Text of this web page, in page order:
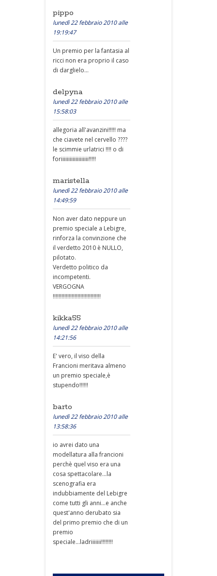
pippo
lunedì 22 febbraio 2010 alle
19:19:47
Un premio per la fantasia al
ricci non era proprio il caso
di darglielo...
delpyna
lunedì 22 febbraio 2010 alle
15:58:03
allegoria all'avanzini!!!!! ma
che ciavete nel cervello ????
le scimmie urlatrici !!!! o di
foriiiiiiiiiiiiiiiiiii!!!!!
maristella
lunedì 22 febbraio 2010 alle
14:49:59
Non aver dato neppure un
premio speciale a Lebigre,
rinforza la convinzione che
il verdetto 2010 è NULLO,
pilotato.
Verdetto politico da
incompetenti.
VERGOGNA
!!!!!!!!!!!!!!!!!!!!!!!!!!!!!!!!!
kikka55
lunedì 22 febbraio 2010 alle
14:21:56
E' vero, il viso della
Francioni meritava almeno
un premio speciale,è
stupendo!!!!!!
barto
lunedì 22 febbraio 2010 alle
13:58:36
io avrei dato una
modellatura alla francioni
perchè quel viso era una
cosa spettacolare...la
scenografia era
indubbiamente del Lebigre
come tutti gli anni...e anche
quest'anno derubato sia
del primo premio che di un
premio
speciale...ladriiiiiii!!!!!!!!